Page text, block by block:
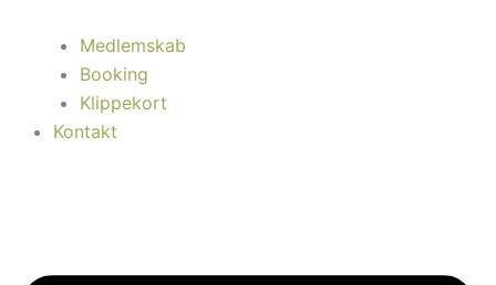
Medlemskab
Booking
Klippekort
Kontakt